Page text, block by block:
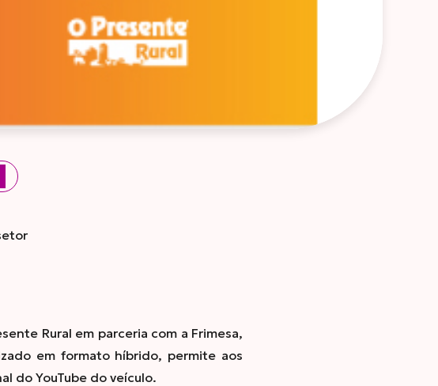
Rural em parceria com a Frimesa,
em formato híbrido, permite aos
doYouTube do veículo.